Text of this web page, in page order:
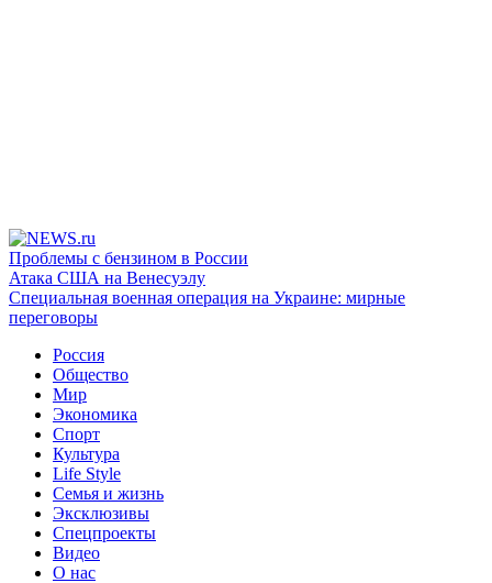
Проблемы с бензином в России
Атака США на Венесуэлу
Специальная военная операция на Украине: мирные
переговоры
Россия
Общество
Мир
Экономика
Спорт
Культура
Life Style
Семья и жизнь
Эксклюзивы
Спецпроекты
Видео
О нас